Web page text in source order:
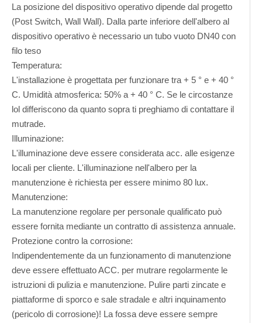
La posizione del dispositivo operativo dipende dal progetto
(Post Switch, Wall Wall). Dalla parte inferiore dell'albero al
dispositivo operativo è necessario un tubo vuoto DN40 con
filo teso
Temperatura:
L'installazione è progettata per funzionare tra + 5 ° e + 40 °
C. Umidità atmosferica: 50% a + 40 ° C. Se le circostanze
lol differiscono da quanto sopra ti preghiamo di contattare il
mutrade.
Illuminazione:
L'illuminazione deve essere considerata acc. alle esigenze
locali per cliente. L'illuminazione nell'albero per la
manutenzione è richiesta per essere minimo 80 lux.
Manutenzione:
La manutenzione regolare per personale qualificato può
essere fornita mediante un contratto di assistenza annuale.
Protezione contro la corrosione:
Indipendentemente da un funzionamento di manutenzione
deve essere effettuato ACC. per mutrare regolarmente le
istruzioni di pulizia e manutenzione. Pulire parti zincate e
piattaforme di sporco e sale stradale e altri inquinamento
(pericolo di corrosione)! La fossa deve essere sempre